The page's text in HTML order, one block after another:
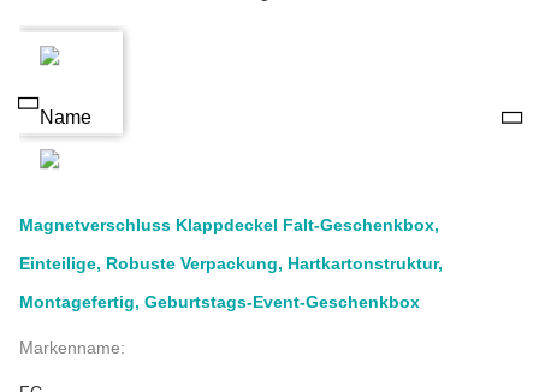
Magnetverschluss Klappdeckel Falt-Geschenkbox,
Einteilige, Robuste Verpackung, Hartkartonstruktur,
Montagefertig, Geburtstags-Event-Geschenkbox
Markenname: